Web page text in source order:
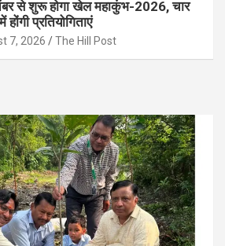
से शुरू होगा खेल महाकुंभ-2026, चार
होंगी प्रतियोगिताएं
7, 2026 The Hill Post